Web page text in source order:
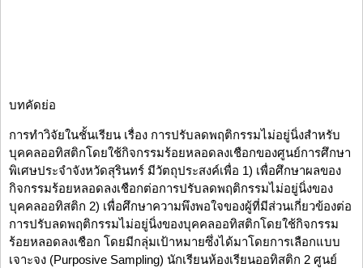
บทคัดย่อ
การทำวิจัยในชั้นเรียน เรื่อง การปรับลดพฤติกรรมไม่อยู่นิ่งสำหรับ
บุคคลออทิสติกโดยใช้กิจกรรมร้อยหลอดลงเชือกของศูนย์การศึกษา
พิเศษประจำจังหวัดสุรินทร์ มีวัตถุประสงค์เพื่อ 1) เพื่อศึกษาผลของ
กิจกรรมร้อยหลอดลงเชือกต่อการปรับลดพฤติกรรมไม่อยู่นิ่งของ
บุคคลออทิสติก 2) เพื่อศึกษาความพึงพอใจของผู้ที่มีส่วนเกี่ยวข้องต่อ
การปรับลดพฤติกรรมไม่อยู่นิ่งของบุคคลออทิสติกโดยใช้กิจกรรม
ร้อยหลอดลงเชือก โดยมีกลุ่มเป้าหมายซึ่งได้มาโดยการเลือกแบบ
เจาะจง (Purposive Sampling) นักเรียนห้องเรียนออทิสติก 2 ศูนย์